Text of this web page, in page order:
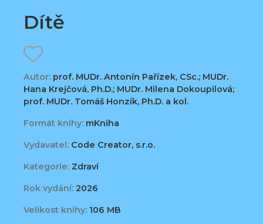
Dítě
Autor: prof. MUDr. Antonín Pařízek, CSc.; MUDr.
Hana Krejčová, Ph.D.; MUDr. Milena Dokoupilová;
prof. MUDr. Tomáš Honzík, Ph.D. a kol.
Formát knihy: mKniha
Vydavatel: Code Creator, s.r.o.
Kategorie: Zdraví
Rok vydání: 2026
Velikost knihy: 106 MB